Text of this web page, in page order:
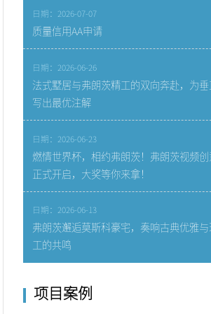
日期：2026-07-07
质量信用AA申请
日期：2026-06-26
法式墅居与弗朗茨精工的双向奔赴，为
写出最优注解
日期：2026-06-23
燃情世界杯，相约弗朗茨！弗朗茨视频
正式开启，大奖等你来拿！
日期：2026-06-13
弗朗茨邂逅莫斯科豪宅，奏响古典优雅
工的共鸣
项目案例